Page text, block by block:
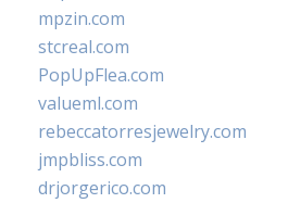
mpzin.com
stcreal.com
PopUpFlea.com
valueml.com
rebeccatorresjewelry.com
jmpbliss.com
drjorgerico.com